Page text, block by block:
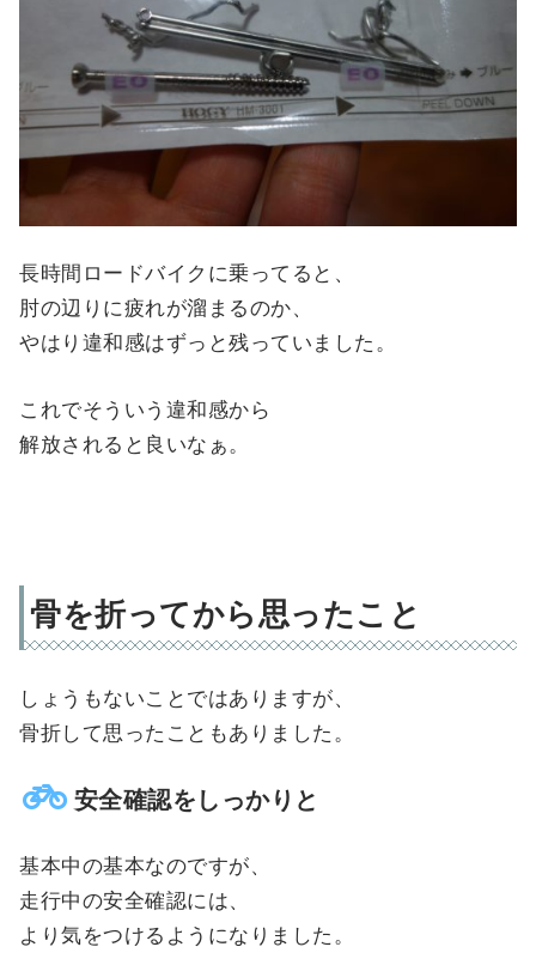
長時間ロードバイクに乗ってると、
肘の辺りに疲れが溜まるのか、
やはり違和感はずっと残っていました。
これでそういう違和感から
解放されると良いなぁ。
骨を折ってから思ったこと
しょうもないことではありますが、
骨折して思ったこともありました。
安全確認をしっかりと
基本中の基本なのですが、
走行中の安全確認には、
より気をつけるようになりました。